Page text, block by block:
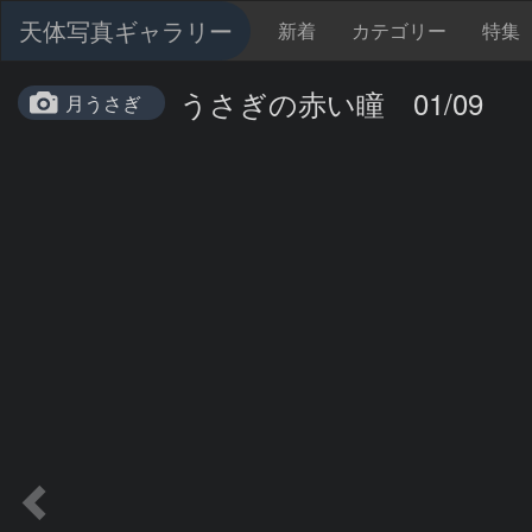
天体写真ギャラリー 新着 カテゴリー 特集
月うさぎ うさぎの赤い瞳 01/09